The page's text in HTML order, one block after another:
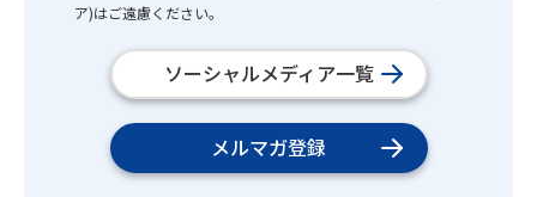
ア)はご遠慮ください。
ソーシャルメディア一覧
メルマガ登録